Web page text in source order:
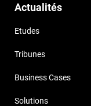
Actualités
Etudes
Tribunes
Business Cases
Solutions